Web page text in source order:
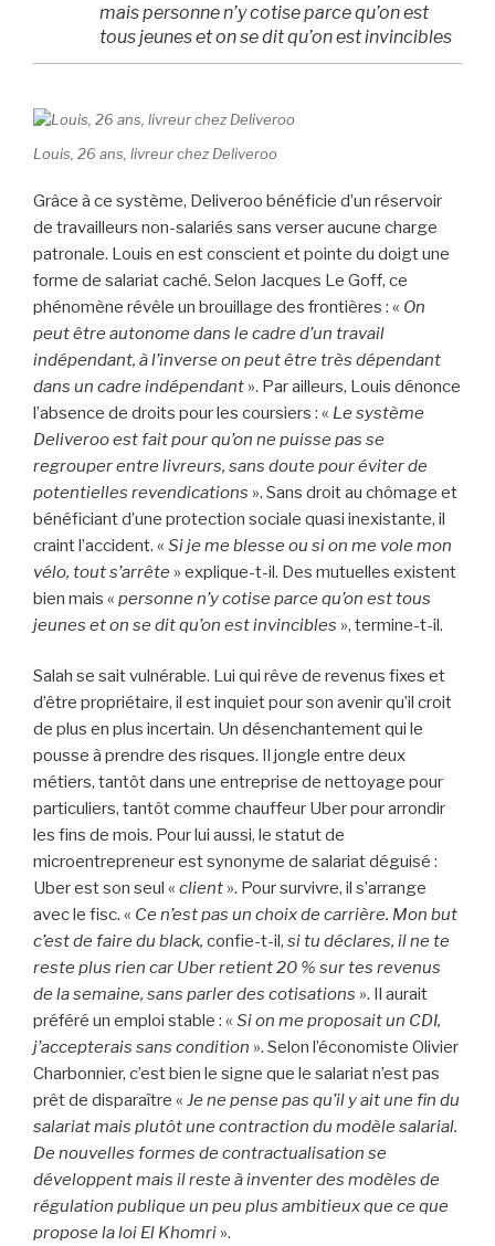
maispersonne n’y cotise parce qu’on est
tous jeunes et on se dit qu’on est invincibles
Louis, 26 ans, livreur chez Deliveroo
Grâce à ce système, Deliveroo bénéficie d’un réservoir
de travailleurs non-salariés sans verser aucune charge
patronale. Louis en est conscient et pointe du doigt une
forme de salariat caché. Selon Jacques Le Goff, ce
phénomène révêle un brouillage des frontières : « On
peut être autonome dans le cadre d’un travail
indépendant, à l’inverse on peut être très dépendant
dans un cadre indépendant ». Par ailleurs, Louis dénonce
l’absence de droits pour les coursiers : « Le système
Deliveroo est fait pour qu’on ne puisse pas se
regrouper entre livreurs, sans doute pour éviter de
potentielles revendications ». Sans droit au chômage et
bénéficiant d’une protection sociale quasi inexistante, il
craint l’accident. « Si je me blesse ou si on me vole mon
vélo, tout s’arrête » explique-t-il. Des mutuelles existent
bien mais « personne n’y cotise parce qu’on est tous
jeunes et on se dit qu’on est invincibles », termine-t-il.
Salah se sait vulnérable. Lui qui rêve de revenus fixes et
d’être propriétaire, il est inquiet pour son avenir qu’il croit
de plus en plus incertain. Un désenchantement qui le
pousse à prendre des risques. Il jongle entre deux
métiers, tantôt dans une entreprise de nettoyage pour
particuliers, tantôt comme chauffeur Uber pour arrondir
les fins de mois. Pour lui aussi, le statut de
microentrepreneur est synonyme de salariat déguisé :
Uber est son seul « client ». Pour survivre, il s’arrange
avec le fisc. « Ce n’est pas un choix de carrière. Mon but
c’est de faire du black, confie-t-il, si tu déclares, il ne te
reste plus rien car Uber retient 20 % sur tes revenus
de la semaine, sans parler des cotisations ». Il aurait
préféré un emploi stable : « Si on me proposait un CDI,
j’accepterais sans condition ». Selon l’économiste Olivier
Charbonnier, c’est bien le signe que le salariat n’est pas
prêt de disparaître « Je ne pense pas qu’il y ait une fin du
salariat mais plutôt une contraction du modèle salarial.
De nouvelles formes de contractualisation se
développent mais il reste à inventer des modèles de
régulation publique un peu plus ambitieux que ce que
propose la loi El Khomri ».